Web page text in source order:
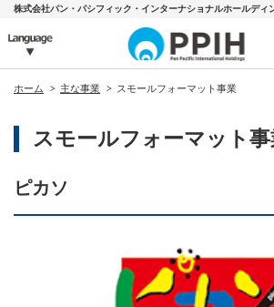
株式会社パン・パシフィック・インターナショナルホールディ
ホーム 主な事業 スモールフォーマット事業
スモールフォーマット
ピカソ